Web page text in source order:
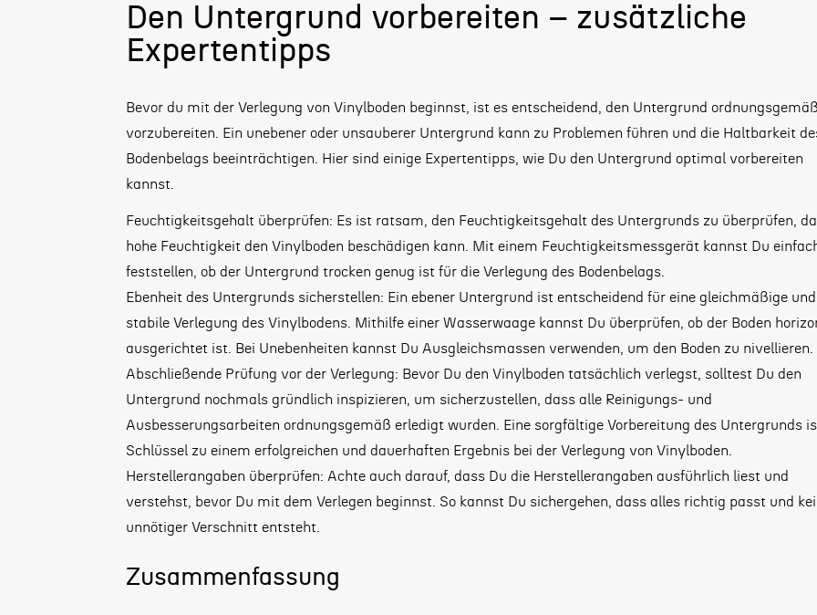
Den Untergrund vorbereiten – zusätzliche
Expertentipps
Bevor du mit der Verlegung von Vinylboden beginnst, ist es entscheidend, den Untergrund ordnungsgemäß
vorzubereiten. Ein unebener oder unsauberer Untergrund kann zu Problemen führen und die Haltbarkeit
Bodenbelags beeinträchtigen. Hier sind einige Expertentipps, wie Du den Untergrund optimal vorbereiten
kannst.
Feuchtigkeitsgehalt überprüfen: Es ist ratsam, den Feuchtigkeitsgehalt des Untergrunds zu überprüfen,
hohe Feuchtigkeit den Vinylboden beschädigen kann. Mit einem Feuchtigkeitsmessgerät kannst Du
feststellen, ob der Untergrund trocken genug ist für die Verlegung des Bodenbelags.
Ebenheit des Untergrunds sicherstellen: Ein ebener Untergrund ist entscheidend für eine gleichmäßige und
stabile Verlegung des Vinylbodens. Mithilfe einer Wasserwaage kannst Du überprüfen, ob der Boden
ausgerichtet ist. Bei Unebenheiten kannst Du Ausgleichsmassen verwenden, um den Boden zu nivellieren.
Abschließende Prüfung vor der Verlegung: Bevor Du den Vinylboden tatsächlich verlegst, solltest Du den
Untergrund nochmals gründlich inspizieren, um sicherzustellen, dass alle Reinigungs- und
Ausbesserungsarbeiten ordnungsgemäß erledigt wurden. Eine sorgfältige Vorbereitung des Untergrunds
Schlüssel zu einem erfolgreichen und dauerhaften Ergebnis bei der Verlegung von Vinylboden.
Herstellerangaben überprüfen: Achte auch darauf, dass Du die Herstellerangaben ausführlich liest und
verstehst, bevor Du mit dem Verlegen beginnst. So kannst Du sichergehen, dass alles richtig passt und
unnötiger Verschnitt entsteht.
Zusammenfassung